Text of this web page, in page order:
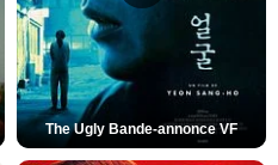
The Ugly Bande-annonce VF